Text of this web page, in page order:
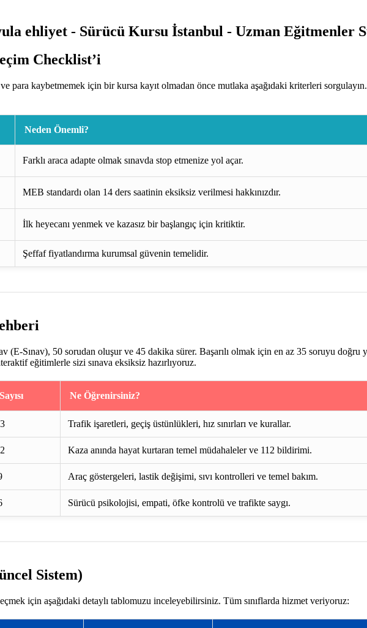
Checklist’i
ve para kaybetmemek için bir kursa kayıt olmadan önce mutlaka aşağıdaki kriterleri
Neden Önemli?
Farklı araca adapte olmak sınavda stop etmenize yol açar.
MEB standardı olan 14 ders saatinin eksiksiz verilmesi hakkınızdır.
İlk heyecanı yenmek ve kazasız bir başlangıç için kritiktir.
Şeffaf fiyatlandırma kurumsal güvenin temelidir.
Sınav), 50 sorudan oluşur ve 45 dakika sürer. Başarılı olmak için en az 35 soruyu doğru
eğitimlerle sizi sınava eksiksiz hazırlıyoruz.
Ne Öğrenirsiniz?
Trafik işaretleri, geçiş üstünlükleri, hız sınırları ve kurallar.
Kaza anında hayat kurtaran temel müdahaleler ve 112 bildirimi.
Araç göstergeleri, lastik değişimi, sıvı kontrolleri ve temel bakım.
Sürücü psikolojisi, empati, öfke kontrolü ve trafikte saygı.
Sistem)
için aşağıdaki detaylı tablomuzu inceleyebilirsiniz. Tüm sınıflarda hizmet veriyoruz: